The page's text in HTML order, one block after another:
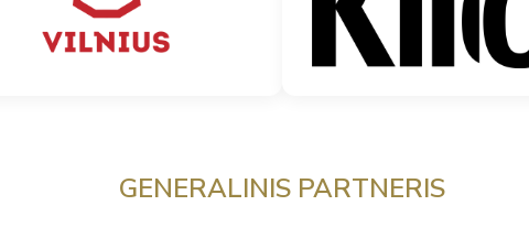
GENERALINIS PARTNERIS